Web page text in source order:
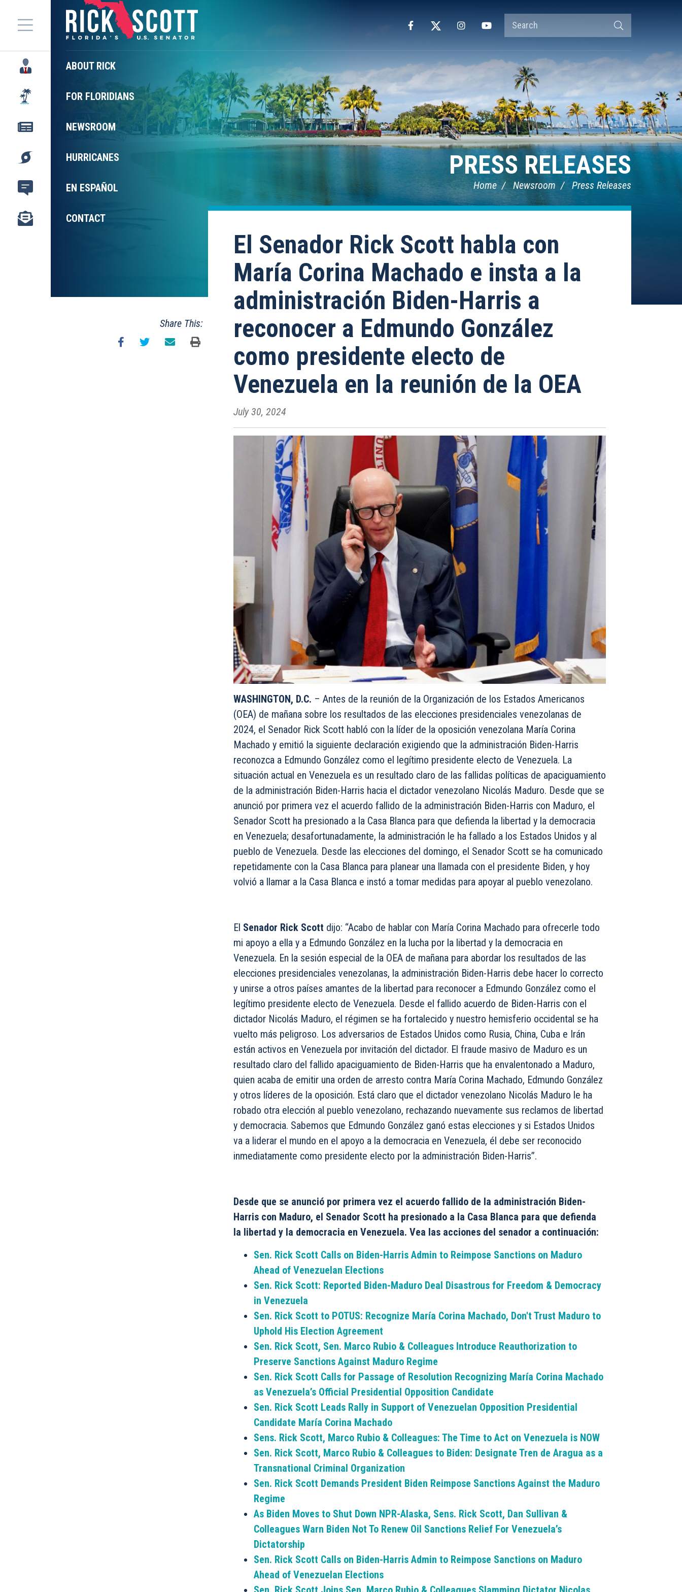
Menu
ABOUT RICK
FOR FLORIDIANS
NEWSROOM
HURRICANES
EN ESPAÑOL
CONTACT
Search
Terms
Facebook
X InstagramYouTube
PRESS RELEASES
Home Newsroom Press Releases
El Senador Rick Scott habla con
María Corina Machado e insta a la
administración Biden-Harris a
reconocer a Edmundo González
como presidente electo de
Venezuela en la reunión de la OEA
July 30, 2024
WASHINGTON, D.C. – Antes de la reunión de la Organización de los Estados Americanos
(OEA) de mañana sobre los resultados de las elecciones presidenciales venezolanas de
2024, el Senador Rick Scott habló con la líder de la oposición venezolana María Corina
Machado y emitió la siguiente declaración exigiendo que la administración Biden-Harris
reconozca a Edmundo González como el legítimo presidente electo de Venezuela. La
situación actual en Venezuela es un resultado claro de las fallidas políticas de apaciguamiento
de la administración Biden-Harris hacia el dictador venezolano Nicolás Maduro. Desde que se
anunció por primera vez el acuerdo fallido de la administración Biden-Harris con Maduro, el
Senador Scott ha presionado a la Casa Blanca para que defienda la libertad y la democracia
en Venezuela; desafortunadamente, la administración le ha fallado a los Estados Unidos y al
pueblo de Venezuela. Desde las elecciones del domingo, el Senador Scott se ha comunicado
repetidamente con la Casa Blanca para planear una llamada con el presidente Biden, y hoy
volvió a llamar a la Casa Blanca e instó a tomar medidas para apoyar al pueblo venezolano.
El Senador Rick Scott dijo: “Acabo de hablar con María Corina Machado para ofrecerle todo
mi apoyo a ella y a Edmundo González en la lucha por la libertad y la democracia en
Venezuela. En la sesión especial de la OEA de mañana para abordar los resultados de las
elecciones presidenciales venezolanas, la administración Biden-Harris debe hacer lo correcto
y unirse a otros países amantes de la libertad para reconocer a Edmundo González como el
legítimo presidente electo de Venezuela. Desde el fallido acuerdo de Biden-Harris con el
dictador Nicolás Maduro, el régimen se ha fortalecido y nuestro hemisferio occidental se ha
vuelto más peligroso. Los adversarios de Estados Unidos como Rusia, China, Cuba e Irán
están activos en Venezuela por invitación del dictador. El fraude masivo de Maduro es un
resultado claro del fallido apaciguamiento de Biden-Harris que ha envalentonado a Maduro,
quien acaba de emitir una orden de arresto contra María Corina Machado, Edmundo González
y otros líderes de la oposición. Está claro que el dictador venezolano Nicolás Maduro le ha
robado otra elección al pueblo venezolano, rechazando nuevamente sus reclamos de libertad
y democracia. Sabemos que Edmundo González ganó estas elecciones y si Estados Unidos
va a liderar el mundo en el apoyo a la democracia en Venezuela, él debe ser reconocido
inmediatamente como presidente electo por la administración Biden-Harris”.
Desde que se anunció por primera vez el acuerdo fallido de la administración Biden-
Harris con Maduro, el Senador Scott ha presionado a la Casa Blanca para que defienda
la libertad y la democracia en Venezuela. Vea las acciones del senador a continuación:
Sen. Rick Scott Calls on Biden-Harris Admin to Reimpose Sanctions on Maduro
Ahead of Venezuelan Elections
Sen. Rick Scott: Reported Biden-Maduro Deal Disastrous for Freedom & Democracy
in Venezuela
Sen. Rick Scott to POTUS: Recognize María Corina Machado, Don't Trust Maduro to
Uphold His Election Agreement
Sen. Rick Scott, Sen. Marco Rubio & Colleagues Introduce Reauthorization to
Preserve Sanctions Against Maduro Regime
Sen. Rick Scott Calls for Passage of Resolution Recognizing María Corina Machado
as Venezuela’s Official Presidential Opposition Candidate
Sen. Rick Scott Leads Rally in Support of Venezuelan Opposition Presidential
Candidate María Corina Machado
Sens. Rick Scott, Marco Rubio & Colleagues: The Time to Act on Venezuela is NOW
Sen. Rick Scott, Marco Rubio & Colleagues to Biden: Designate Tren de Aragua as a
Transnational Criminal Organization
Sen. Rick Scott Demands President Biden Reimpose Sanctions Against the Maduro
Regime
As Biden Moves to Shut Down NPR-Alaska, Sens. Rick Scott, Dan Sullivan &
Colleagues Warn Biden Not To Renew Oil Sanctions Relief For Venezuela’s
Dictatorship
Sen. Rick Scott Calls on Biden-Harris Admin to Reimpose Sanctions on Maduro
Ahead of Venezuelan Elections
Share This: